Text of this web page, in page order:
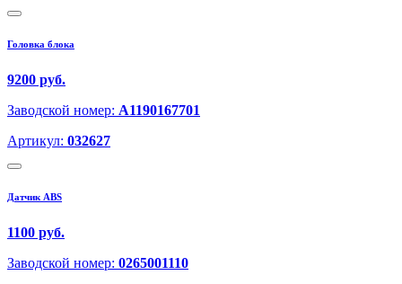
Головка блока
9200 руб.
Заводской номер: A1190167701
Артикул: 032627
Датчик ABS
1100 руб.
Заводской номер: 0265001110